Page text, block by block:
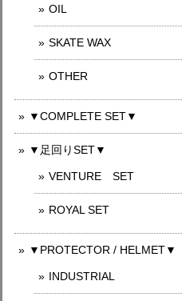
OIL
SKATE WAX
OTHER
▼COMPLETE SET▼
▼足回りSET▼
VENTURE SET
ROYAL SET
▼PROTECTOR / HELMET▼
INDUSTRIAL